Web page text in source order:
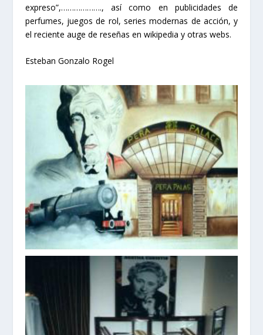
expreso”,………………., así como en publicidades de
perfumes, juegos de rol, series modernas de acción, y
el reciente auge de reseñas en wikipedia y otras webs.
Esteban Gonzalo Rogel